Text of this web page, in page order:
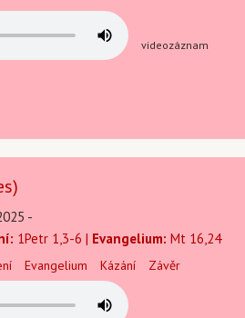
videozáznam
-
1Petr 1,3-6 | Evangelium: Mt 16,24
Evangelium Kázání Závěr